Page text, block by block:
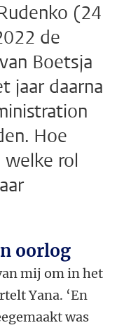
(24
de
Boetsja
jaar daarna
Hoe
rol
oorlog
mij om in het
Yana. ‘En
was